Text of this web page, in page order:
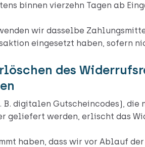
binnen vierzehn Tagen ab
wir dasselbe
eingesetzt haben, sofern
des
digitalen Gutscheincodes), die
geliefert werden, erlischt das
haben, dass wir vor Ablauf